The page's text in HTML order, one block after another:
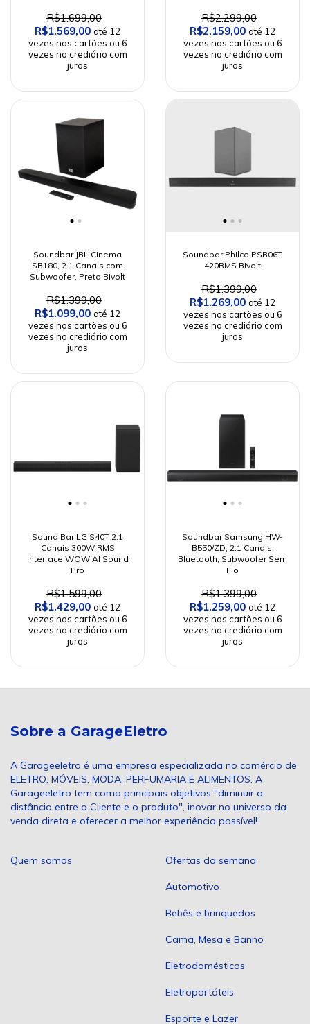
R$1.699,00
R$1.569,00
R$2.299,00
R$2.159,00
Soundbar JBL Cinema
SB180, 2.1 Canais com
Subwoofer, Preto Bivolt
R$1.399,00
R$1.099,00
Soundbar Philco PSB06T
420RMS Bivolt
R$1.399,00
R$1.269,00
Sound Bar LG S40T 2.1
Canais 300W RMS
Interface WOW Al Sound
Pro
R$1.599,00
R$1.429,00
Soundbar Samsung HW-
B550/ZD, 2.1 Canais,
Bluetooth, Subwoofer Sem
Fio
R$1.399,00
R$1.259,00
Sobre a GarageEletro
A Garageeletro é uma empresa especializada no comércio de
ELETRO, MÓVEIS, MODA, PERFUMARIA E ALIMENTOS. A
Garageeletro tem como principais objetivos "diminuir a
distância entre o Cliente e o produto", inovar no universo da
venda direta e oferecer a melhor experiência possível!
Quem somos Ofertas da semana
Automotivo
Bebês e brinquedos
Cama, Mesa e Banho
Eletrodomésticos
Eletroportáteis
Esporte e Lazer